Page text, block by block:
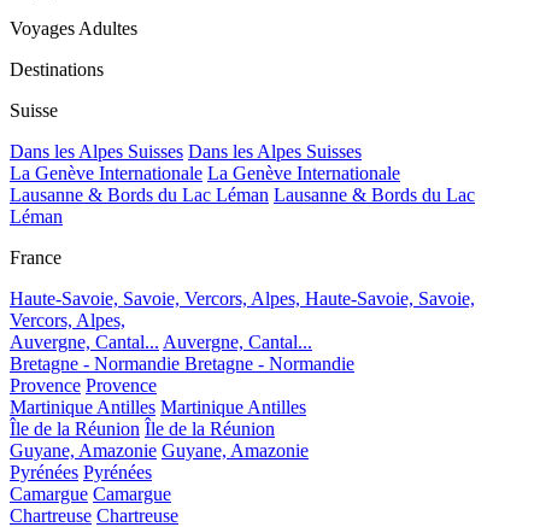
Voyages Adultes
Destinations
Suisse
Dans les Alpes Suisses Dans les Alpes Suisses
La Genève Internationale La Genève Internationale
Lausanne & Bords du Lac Léman Lausanne & Bords du Lac
Léman
France
Haute-Savoie, Savoie, Vercors, Alpes, Haute-Savoie, Savoie,
Vercors, Alpes,
Auvergne, Cantal... Auvergne, Cantal...
Bretagne - Normandie Bretagne - Normandie
Provence Provence
Martinique Antilles Martinique Antilles
Île de la Réunion Île de la Réunion
Guyane, Amazonie Guyane, Amazonie
Pyrénées Pyrénées
Camargue Camargue
Chartreuse Chartreuse